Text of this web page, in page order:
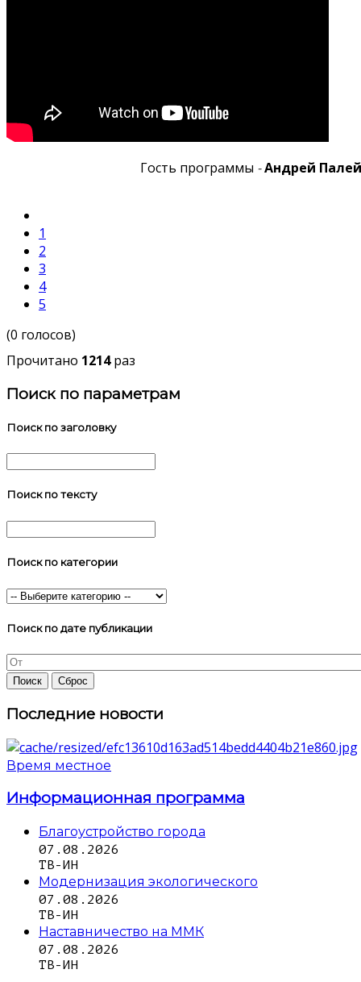
Гость программы -Андрей
1
2
3
4
5
(0 голосов)
Прочитано 1214раз
Поиск по параметрам
Поиск по заголовку
Поиск по тексту
Поиск по категории
Поиск по дате публикации
Последние новости
Время местное
Информационная программа
Благоустройство города
07.08.2026
ТВ-ИН
Модернизация экологического
07.08.2026
ТВ-ИН
Наставничество на ММК
07.08.2026
ТВ-ИН